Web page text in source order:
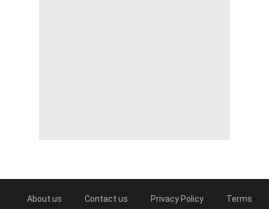
About us Contact us Privacy Policy Terms